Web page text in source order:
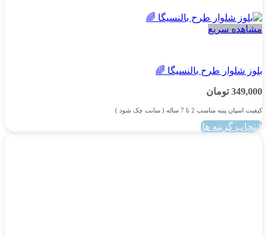
مشاهده سریع
بلوز شلوار طرح بالنسیگا 🌈
349,000 تومان
کیفیت اسپان پنبه مناسب 2 تا 7 ساله ( سانت چک شود )
انتخاب گزینه ها